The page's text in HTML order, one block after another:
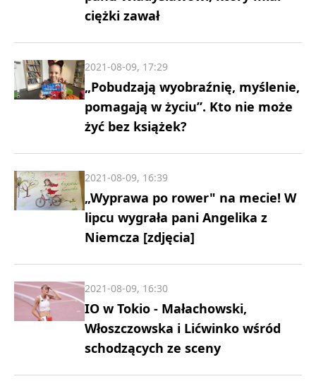
ciężki zawał
„Pobudzają wyobraźnię, myślenie,
pomagają w życiu”. Kto nie może
żyć bez książek?
2021-08-09, 17:29
„Wyprawa po rower" na mecie! W
lipcu wygrała pani Angelika z
Niemcza [zdjęcia]
2021-08-09, 16:39
IO w Tokio - Małachowski,
Włoszczowska i Lićwinko wśród
schodzących ze sceny
2021-08-09, 16:30